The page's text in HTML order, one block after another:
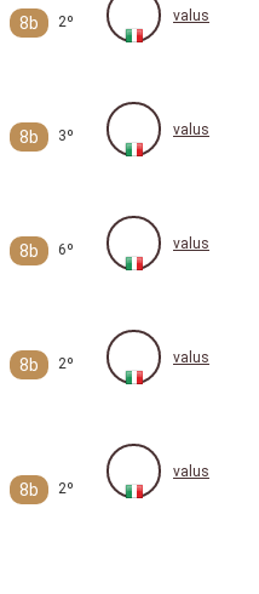
8b 2º valus
8b 3º valus
8b 6º valus
8b 2º valus
8b 2º
valus